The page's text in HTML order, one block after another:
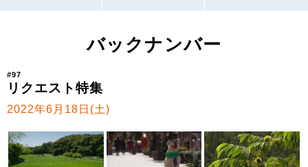
バックナンバー
#97
リクエスト特集
2022年6月18日(土)